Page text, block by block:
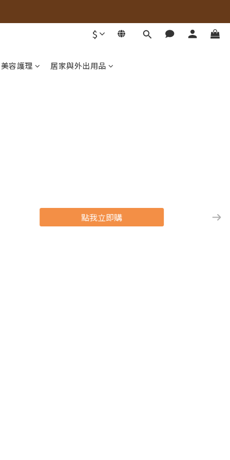
$
美容護理 居家與外出用品
點我立即購